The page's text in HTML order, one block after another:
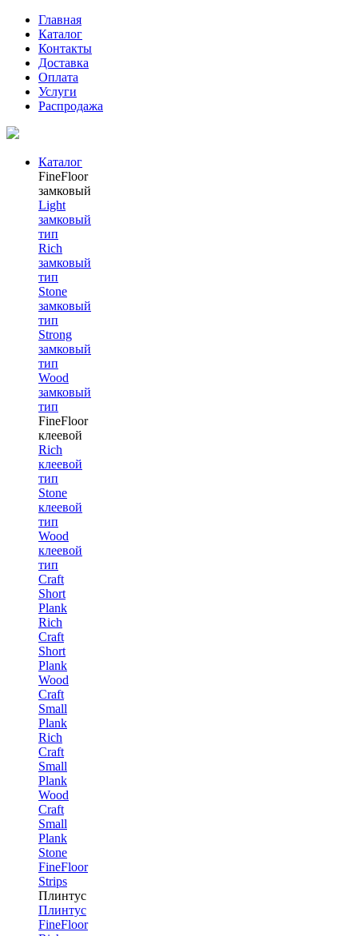
Главная
Каталог
Контакты
Доставка
Оплата
Услуги
Распродажа
Каталог
FineFloor
замковый
Light
замковый
тип
Rich
замковый
тип
Stone
замковый
тип
Strong
замковый
тип
Wood
замковый
тип
FineFloor
клеевой
Rich
клеевой
тип
Stone
клеевой
тип
Wood
клеевой
тип
Craft
Short
Plank
Rich
Craft
Short
Plank
Wood
Craft
Small
Plank
Rich
Craft
Small
Plank
Wood
Craft
Small
Plank
Stone
FineFloor
Strips
Плинтус
Плинтус
FineFloor